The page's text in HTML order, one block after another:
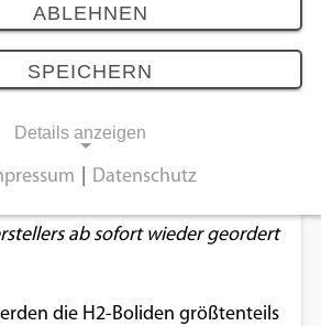
H2-Bestellungen
die laut Hersteller
ab sofort wieder geordert
die H2-Boliden größtenteils
ABLEHNEN
SPEICHERN
Details anzeigen
Cookies ermöglichen
Funktionen und sind für die
Datenschutz